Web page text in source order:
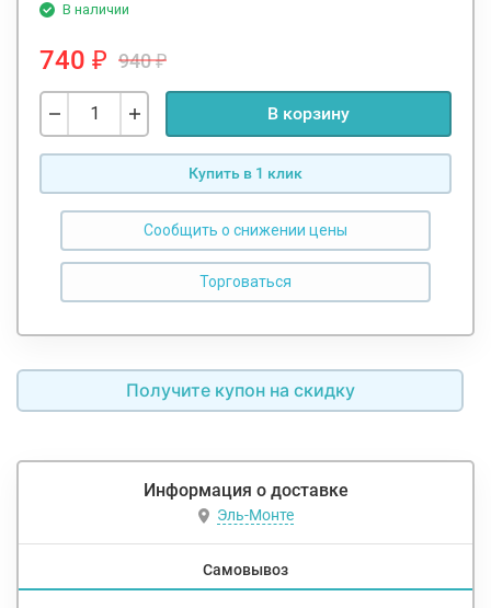
В наличии
740 ₽ 940₽
В корзину
Купить в 1 клик
Сообщить о снижении цены
Получите купон на скидку
Информация о доставке
Эль-Монте
Самовывоз